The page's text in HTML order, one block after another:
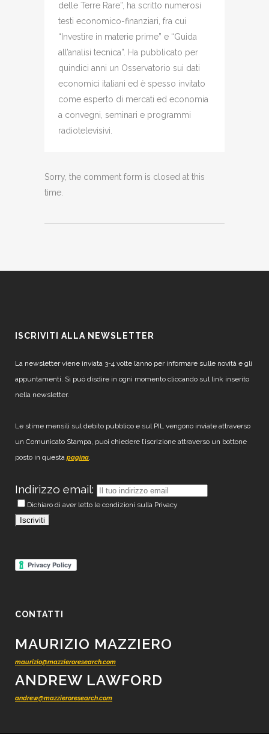
delle Terre Rare”, ha scritto numerosi
testi economico-finanziari, fra cui
“Investire in materie prime” e “Guida
all’analisi tecnica”. Ha pubblicato per
quindici anni un Osservatorio sui dati
economici italiani ed è spesso invitato
come esperto di mercati ed economia
a convegni, seminari e programmi
radiotelevisivi.
Sorry, the comment form is closed at this
time.
ISCRIVITI ALLA NEWSLETTER
La newsletter viene inviata 3-4 volte l’anno per informare sulle novità e gli
appuntamenti. Si può disdire in ogni momento cliccando sul link inserito
nella newsletter.
Le stime mensili sul debito pubblico e sul PIL vengono inviate attraverso
un Comunicato Stampa, puoi chiedere l’iscrizione attraverso un bottone
posto in questa pagina.
Indirizzo email:
Dichiaro di aver letto le condizioni sulla Privacy
CONTATTI
MAURIZIO MAZZIERO
maurizio@mazzieroresearch.com
ANDREW LAWFORD
andrew@mazzieroresearch.com